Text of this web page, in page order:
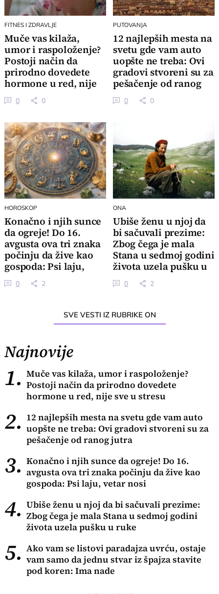
FITNES I ZDRAVLJE
Muče vas kilaža,
umor i raspoloženje?
Postoji način da
prirodno dovedete
hormone u red, nije
sve u stresu
0 0
PUTOVANJA
12 najlepših mesta na
svetu gde vam auto
uopšte ne treba: Ovi
gradovi stvoreni su za
pešačenje od ranog
jutra
0 0
HOROSKOP
Konačno i njih sunce
da ogreje! Do 16.
avgusta ova tri znaka
počinju da žive kao
gospoda: Psi laju,
vetar nosi
0 2
ONA
Ubiše ženu u njoj da
bi sačuvali prezime:
Zbog čega je mala
Stana u sedmoj godini
života uzela pušku u
ruke
0 2
SVE VESTI IZ RUBRIKE ON
Najnovije
1. Muče vas kilaža, umor i raspoloženje?
Postoji način da prirodno dovedete
hormone u red, nije sve u stresu
2. 12 najlepših mesta na svetu gde vam auto
uopšte ne treba: Ovi gradovi stvoreni su za
pešačenje od ranog jutra
3. Konačno i njih sunce da ogreje! Do 16.
avgusta ova tri znaka počinju da žive kao
gospoda: Psi laju, vetar nosi
4. Ubiše ženu u njoj da bi sačuvali prezime:
Zbog čega je mala Stana u sedmoj godini
života uzela pušku u ruke
5. Ako vam se listovi paradajza uvrću, ostaje
vam samo da jednu stvar iz špajza stavite
pod koren: Ima nade